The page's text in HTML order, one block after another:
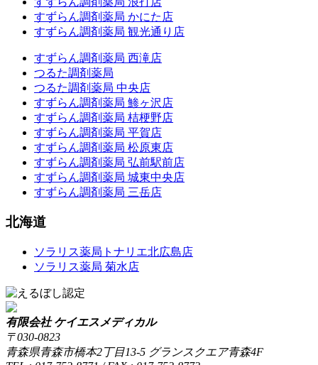
すずらん調剤薬局 かにた店
すずらん調剤薬局 観光通り店
すずらん調剤薬局 西滝店
つるた調剤薬局
つるた調剤薬局 中央店
すずらん調剤薬局 鯵ヶ沢店
すずらん調剤薬局 桔梗野店
すずらん調剤薬局 平賀店
すずらん調剤薬局 松原東店
すずらん調剤薬局 弘前駅前店
すずらん調剤薬局 城東中央店
すずらん調剤薬局 三岳店
北海道
ソラリス薬局トナリエ北広島店
ソラリス薬局 菊水店
有限会社 ケイエスメディカル
〒030-0823
青森県青森市橋本2丁目13-5 グランスクエア青森4F